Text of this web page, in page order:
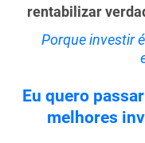
rentabilizar
Porque investir
Eu quero
melhores